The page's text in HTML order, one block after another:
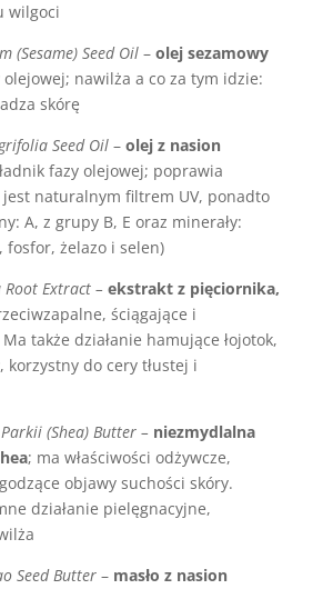
wilgoci
(Sesame) Seed Oil– olej sezamowy
olejowej; nawilża a co za tym idzie:
skórę
Seed Oil– olej z nasion
fazy olejowej; poprawia
jest naturalnym filtrem UV, ponadto
A, z grupy B, E oraz minerały:
fosfor, żelazo i selen)
Extract – ekstrakt z pięciornika,
ściągające i
także działanie hamujące łojotok,
korzystny do cery tłustej i
(Shea) Butter – niezmydlalna
; ma właściwości odżywcze,
objawy suchości skóry.
działanie pielęgnacyjne,
Seed Butter – masło z nasion